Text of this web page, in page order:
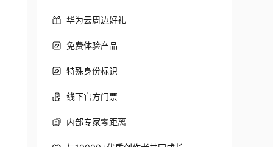
华为云周边好礼
免费体验产品
特殊身份标识
线下官方门票
内部专家零距离